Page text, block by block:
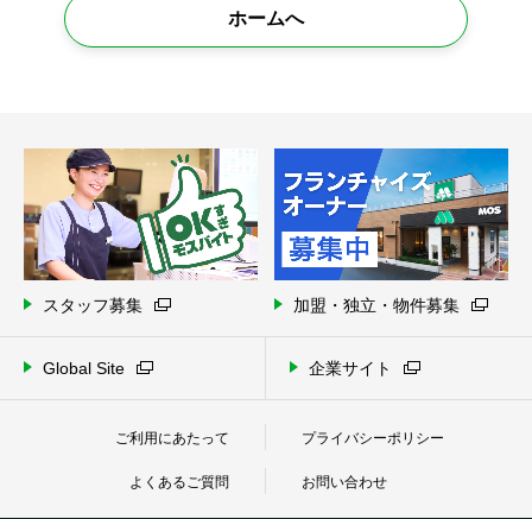
ホームへ
スタッフ募集 加盟・独立・物件募集
Global Site 企業サイト
ご利用にあたって プライバシーポリシー
よくあるご質問 お問い合わせ